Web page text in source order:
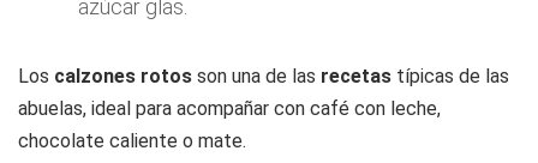
azúcar glas.
Los calzones rotos son una de las recetas típicas de las
abuelas, ideal para acompañar con café con leche,
chocolate caliente o mate.